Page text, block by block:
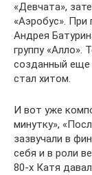
«Девчата»,
«Аэробус».
Андрея
группу «Алло».
созданный еще
стал хитом.
И вот уже
минутку»,
зазвучали в
себя и в роли
80-х Катя